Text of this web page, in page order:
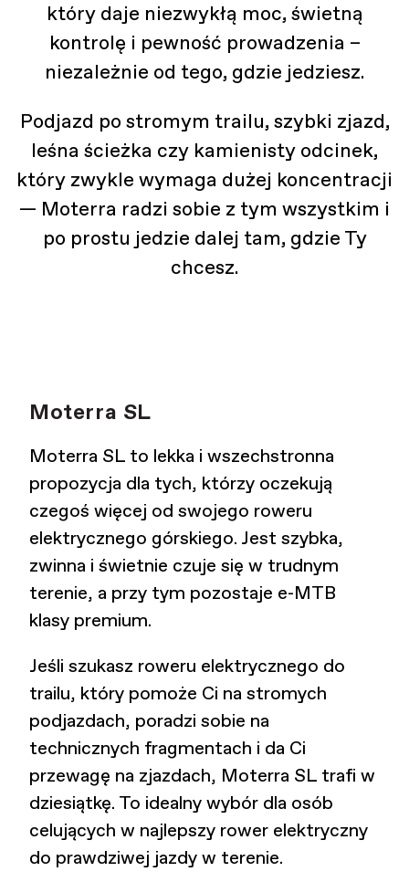
który daje niezwykłą moc, świetną
kontrolę i pewność prowadzenia –
niezależnie od tego, gdzie jedziesz.
Podjazd po stromym trailu, szybki zjazd,
leśna ścieżka czy kamienisty odcinek,
który zwykle wymaga dużej koncentracji
— Moterra radzi sobie z tym wszystkim i
po prostu jedzie dalej tam, gdzie Ty
chcesz.
Moterra SL
Moterra SL to lekka i wszechstronna
propozycja dla tych, którzy oczekują
czegoś więcej od swojego roweru
elektrycznego górskiego. Jest szybka,
zwinna i świetnie czuje się w trudnym
terenie, a przy tym pozostaje e-MTB
klasy premium.
Jeśli szukasz roweru elektrycznego do
trailu, który pomoże Ci na stromych
podjazdach, poradzi sobie na
technicznych fragmentach i da Ci
przewagę na zjazdach, Moterra SL trafi w
dziesiątkę. To idealny wybór dla osób
celujących w najlepszy rower elektryczny
do prawdziwej jazdy w terenie.